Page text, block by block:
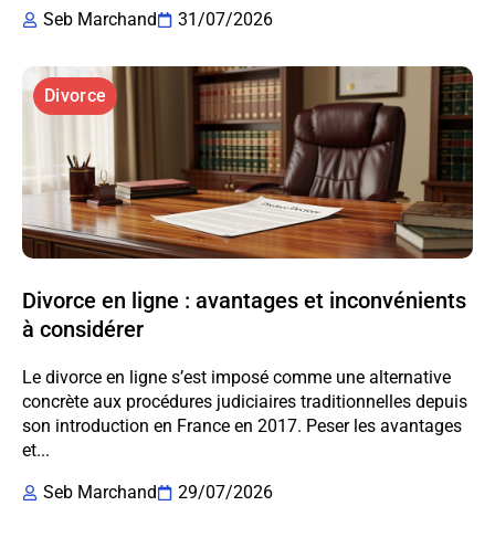
Seb Marchand 31/07/2026
Divorce
Divorce en ligne : avantages et inconvénients
à considérer
Le divorce en ligne s’est imposé comme une alternative
concrète aux procédures judiciaires traditionnelles depuis
son introduction en France en 2017. Peser les avantages
et...
Seb Marchand
29/07/2026